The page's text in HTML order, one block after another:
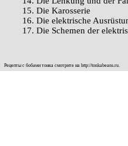
15. Die Karosserie
16. Die elektrische
17. Die Schemen der
Рецепты с бобами тонка смотрите на http://tonkabeans.ru.